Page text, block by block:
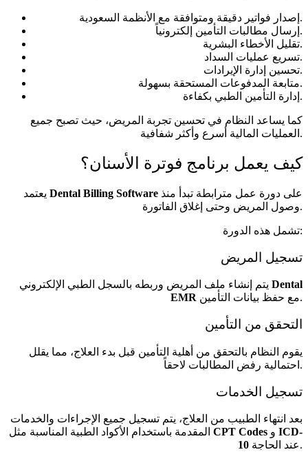
إصدار فواتير دقيقة ومتوافقة مع الأنظمة السعودية.
إرسال مطالبات التأمين إلكترونياً.
تقليل الأخطاء البشرية.
تسريع عمليات السداد.
تحسين إدارة الإيرادات.
متابعة المدفوعات المستحقة بسهولة.
إدارة التأمين الطبي بكفاءة.
كما يساعد النظام في تحسين تجربة المريض، حيث تصبح جميع
العمليات المالية أسرع وأكثر شفافية.
كيف يعمل برنامج فوترة الأسنان؟
Dental Billing Software
وصول المريض وحتى إغلاق الفاتورة.
تشمل هذه الدورة:
تسجيل المريض
Dental
EMR
مع حفظ بيانات التأمين.
التحقق من التأمين
يقوم النظام بالتحقق من أهلية التأمين قبل بدء العلاج، مما يقلل
احتمالية رفض المطالبات لاحقاً.
تسجيل الخدمات
بعد انتهاء الطبيب من العلاج، يتم تسجيل جميع الإجراءات والخدمات
CPT Codes
ICD-
10
عند الحاجة.